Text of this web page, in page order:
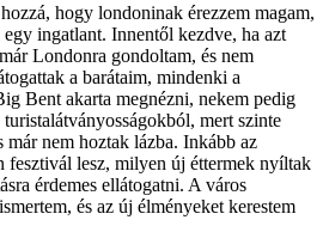
hogy londoninak érezzem magam,
ingatlant. Innentől kezdve, ha azt
Londonra gondoltam, és nem
a barátaim, mindenki a
Bent akarta megnézni, nekem pedig
mert szinte
már nem hoztak lázba. Inkább az
lesz, milyen új éttermek nyíltak
érdemes ellátogatni. A város
és az új élményeket kerestem